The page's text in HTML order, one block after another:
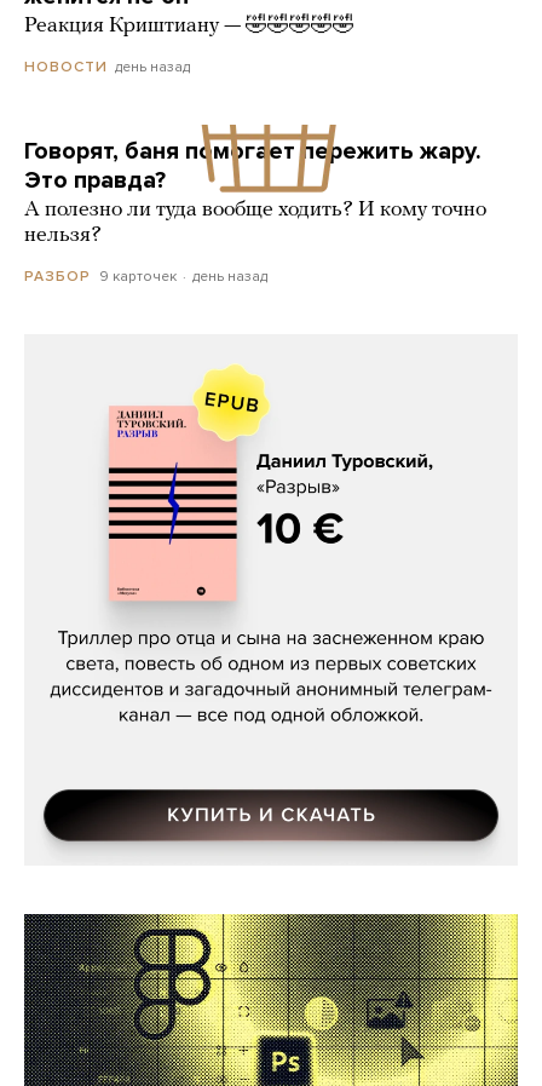
Реакция Криштиану — 🤣🤣🤣🤣🤣
НОВОСТИ день назад
Говорят, баня помогает пережить жару.
Это правда?
А полезно ли туда вообще ходить? И кому точно
нельзя?
РАЗБОР 9 карточек день назад
Даниил Туровский, «Разрыв»